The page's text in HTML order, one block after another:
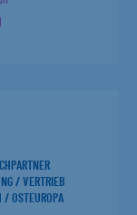
/ VERTRIEB
/ OSTEUROPA